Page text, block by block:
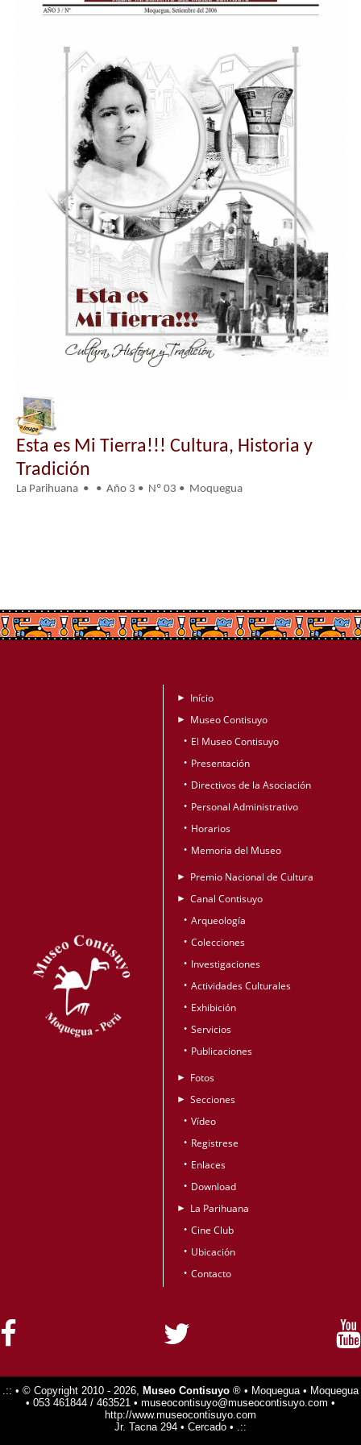
• • • •
Esta es Mi Tierra!!! Cultura, Historia y
Tradición
La Parihuana • • Año 3 • Nº 03 • Moquegua
► Início
► Museo Contisuyo
• El Museo Contisuyo
• Presentación
• Directivos de la Asociación
• Personal Administrativo
• Horarios
• Memoria del Museo
► Premio Nacional de Cultura
► Canal Contisuyo
• Arqueología
• Colecciones
• Investigaciones
• Actividades Culturales
• Exhibición
• Servicios
• Publicaciones
► Fotos
► Secciones
• Vídeo
• Registrese
• Enlaces
• Download
► La Parihuana
• Cine Club
• Ubicación
• Contacto
.:: • © Copyright 2010 - 2026, Museo Contisuyo ® • Moquegua • Moquegua
• 053 461844 / 463521 • museocontisuyo@museocontisuyo.com •
http://www.museocontisuyo.com
Jr. Tacna 294 • Cercado • .::